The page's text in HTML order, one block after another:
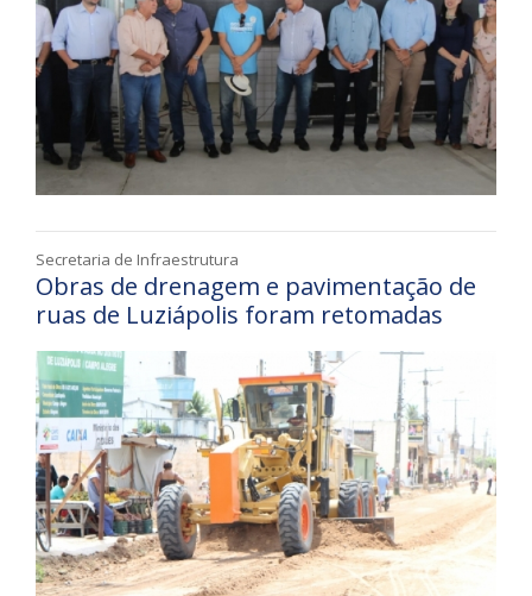
Secretaria de Infraestrutura
Obras de drenagem e pavimentação de
ruas de Luziápolis foram retomadas